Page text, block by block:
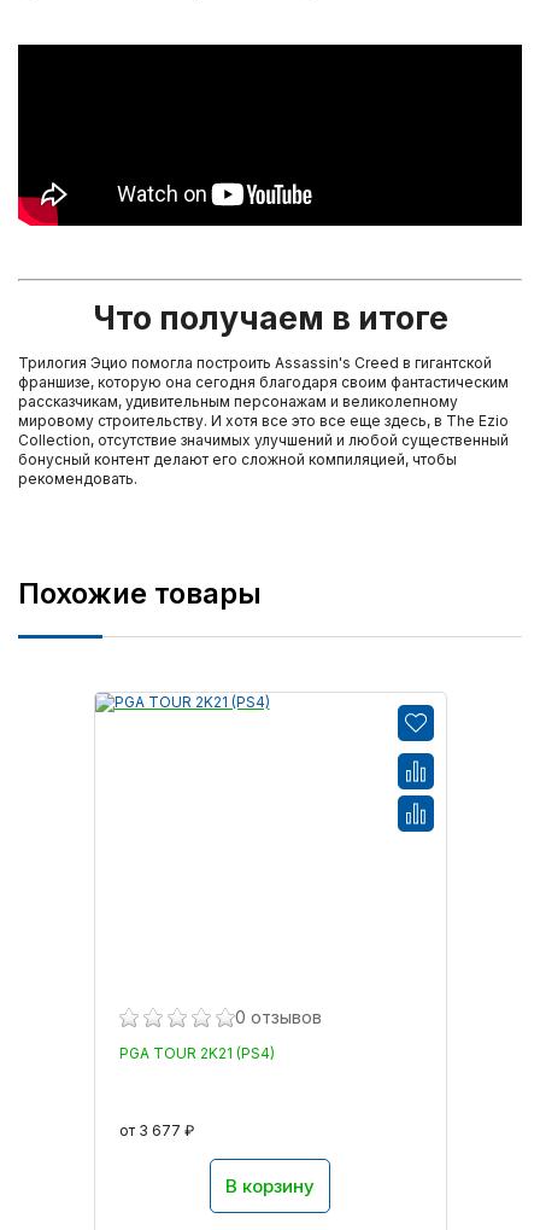
Что получаем в итоге
Трилогия Эцио помогла построить Assassin's Creed в гигантской
франшизе, которую она сегодня благодаря своим фантастическим
рассказчикам, удивительным персонажам и великолепному
мировому строительству. И хотя все это все еще здесь, в The Ezio
Collection, отсутствие значимых улучшений и любой существенный
бонусный контент делают его сложной компиляцией, чтобы
рекомендовать.
Похожие товары
0 отзывов
PGA TOUR 2K21 (PS4)
от 3 677 ₽
В корзину